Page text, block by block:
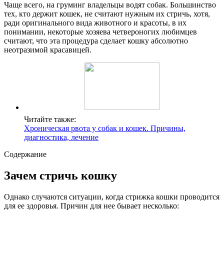
Чаще всего, на груминг владельцы водят собак. Большинство
тех, кто держит кошек, не считают нужным их стричь, хотя,
ради оригинального вида животного и красоты, в их
понимании, некоторые хозяева четвероногих любимцев
считают, что эта процедура сделает кошку абсолютно
неотразимой красавицей.
Читайте также:
Хроническая рвота у собак и кошек. Причины,
диагностика, лечение
Содержание
Зачем стричь кошку
Однако случаются ситуации, когда стрижка кошки проводится
для ее здоровья. Причин для нее бывает несколько: